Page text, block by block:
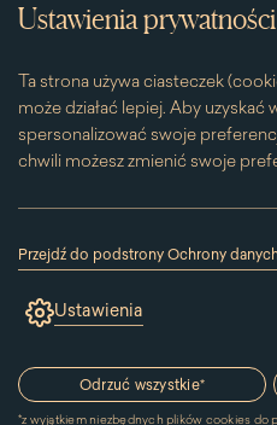
Ustawienia prywatności
Ta strona używa ciasteczek
może działać lepiej. Aby uzyskać więcej informacji i
spersonalizować swoje preferencje,
chwili możesz zmienić swoje
używanie plików cookie.
„Cookies” znajdującą się w
Przesuwając suwak w prawą
konkretne ciasteczko.
wyłączasz taką zgodę.
Przejdź do podstrony Ochrony
(link
się
oknie)
Ustawienia
Odrzuć wszystkie*
*z wyjątkiem niezbędnych plików cookies do